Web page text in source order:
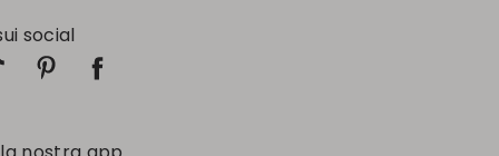
social